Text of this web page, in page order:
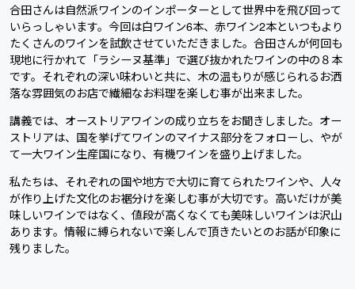
合田さんは自然派ワインのインポーターとして世界中を飛び回って
いらっしゃいます。今回は白ワイン6本、赤ワイン2本といつもより
たくさんのワインを試飲させていただきました。合田さんが何回も
現地に行かれて「ラシーヌ基準」で選び抜かれたワインの中の８本
です。それぞれの深い味わいと共に、木の温もりが感じられるお洒
落な雰囲気のお店で繊細なお料理を楽しむ事が出来ました。
講義では、オーストリアワインの成り立ちをお聞きしました。オー
ストリアは、国を挙げてワインのマイナス部分をフォローし、やが
て一大ワイン生産国になり、有機ワインを盛り上げました。
私たちは、それぞれの国や地方で大切に育てられたワインや、人々
が作り上げた文化のお裾分けを楽しむ事が大切です。高いだけが美
味しいワインではなく、値段が高くなくても美味しいワインは沢山
あります。情報に縛られないで楽しんで頂きたいとのお話が印象に
残りました。